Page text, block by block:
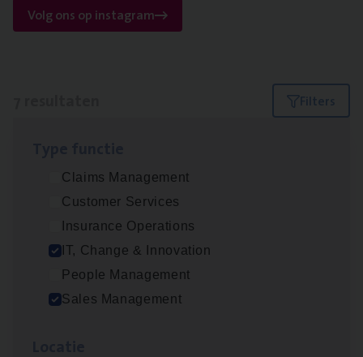
Volg ons op instagram
Filters
Claims Management
Customer Services
Insurance Operations
IT, Change & Innovation
People Management
Sales Management
Test Ana­lyst
IT, Change & Innovation
Antwerpen
Insu­ran­ce Bro­kerKMO